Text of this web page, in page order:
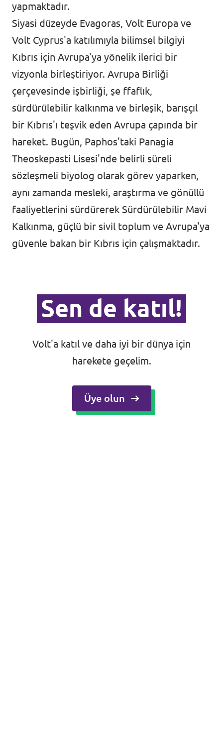
yapmaktadır.
Siyasi düzeyde Evagoras, Volt Europa ve
Volt Cyprus'a katılımıyla bilimsel bilgiyi
Kıbrıs için Avrupa'ya yönelik ilerici bir
vizyonla birleştiriyor. Avrupa Birliği
çerçevesinde işbirliği, şe ffaflık,
sürdürülebilir kalkınma ve birleşik, barışçıl
bir Kıbrıs'ı teşvik eden Avrupa çapında bir
hareket. Bugün, Paphos'taki Panagia
Theoskepasti Lisesi'nde belirli süreli
sözleşmeli biyolog olarak görev yaparken,
aynı zamanda mesleki, araştırma ve gönüllü
faaliyetlerini sürdürerek Sürdürülebilir Mavi
Kalkınma, güçlü bir sivil toplum ve Avrupa'ya
güvenle bakan bir Kıbrıs için çalışmaktadır.
Sen de katıl!
Volt'a katıl ve daha iyi bir dünya için
harekete geçelim.
Üye olun